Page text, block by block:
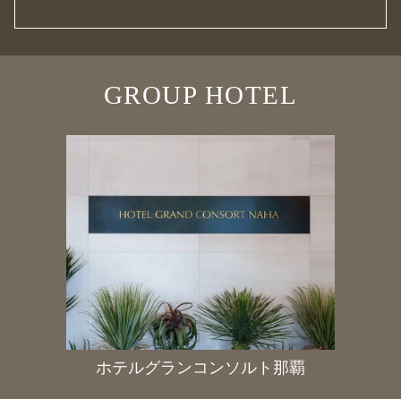
GROUP HOTEL
ホテルグランコンソルト那覇